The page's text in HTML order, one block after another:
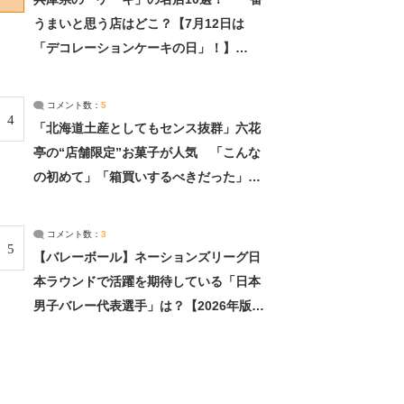
うまいと思う店はどこ？【7月12日は
「デコレーションケーキの日」！】
4
コメント数： 5
「北海道土産としてもセンス抜群」六花
亭の“店舗限定”お菓子が人気 「こんな
の初めて」「箱買いするべきだった」
5
コメント数： 3
【バレーボール】ネーションズリーグ日
本ラウンドで活躍を期待している「日本
男子バレー代表選手」は？【2026年版・